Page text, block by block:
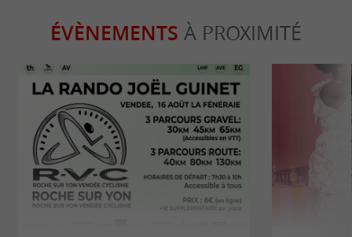
ÉVÈNEMENTS À PROXIMITÉ